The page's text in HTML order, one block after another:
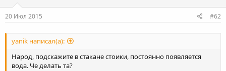
20 Июл 2015 #62
yanik написал(а):
Народ, подскажите в стакане стоики, постоянно появляется
вода. Че делать та?